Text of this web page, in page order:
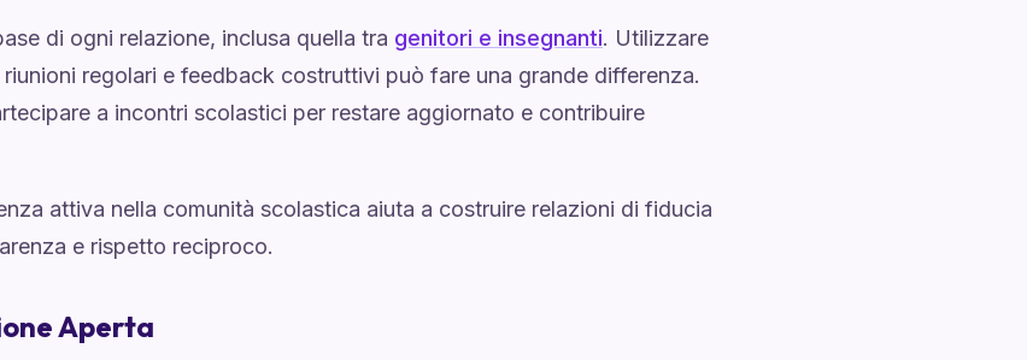
di ogni relazione, inclusa quella tra genitori e insegnanti. Utilizzare
regolari e feedback costruttivi può fare una grande differenza.
a incontri scolastici per restare aggiornato e contribuire
attiva nella comunità scolastica aiuta a costruire relazioni di fiducia
e rispetto reciproco.
Aperta